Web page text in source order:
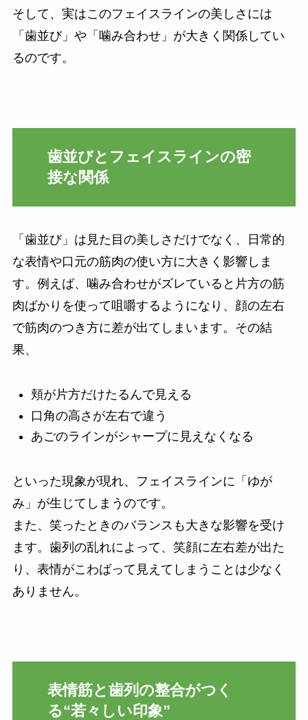
そして、実はこのフェイスラインの美しさには
「歯並び」や「噛み合わせ」が大きく関係してい
るのです。
歯並びとフェイスラインの密
接な関係
「歯並び」は見た目の美しさだけでなく、日常的
な表情や口元の筋肉の使い方に大きく影響しま
す。例えば、噛み合わせがズレていると片方の筋
肉ばかりを使って咀嚼するようになり、顔の左右
で筋肉のつき方に差が出てしまいます。その結
果、
頬が片方だけたるんで見える
口角の高さが左右で違う
あごのラインがシャープに見えなくなる
といった現象が現れ、フェイスラインに「ゆが
み」が生じてしまうのです。
また、笑ったときのバランスも大きな影響を受け
ます。歯列の乱れによって、笑顔に左右差が出た
り、表情がこわばって見えてしまうことは少なく
ありません。
表情筋と歯列の整合がつく
る“若々しい印象”